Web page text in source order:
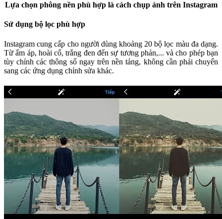
Lựa chọn phông nền phù hợp là cách chụp ảnh trên Instagram
Sử dụng bộ lọc phù hợp
Instagram cung cấp cho người dùng khoảng 20 bộ lọc màu đa dạng.
Từ ấm áp, hoài cổ, trắng đen đến sự tương phản,... và cho phép bạn
tùy chỉnh các thông số ngay trên nền tảng, không cần phải chuyển
sang các ứng dụng chỉnh sửa khác.